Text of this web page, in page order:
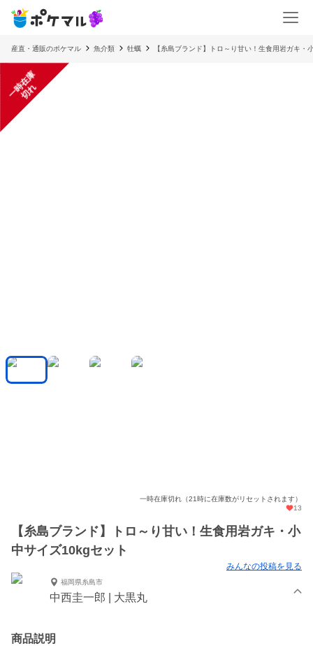
産直・通販のポケマル 魚介類 牡蠣 【糸島ブランド】トロ～り甘い！生食用岩ガキ・
一
時
在
庫
切
れ
一時在庫切れ（21時に在庫数がリセットされます）
13
【糸島ブランド】トロ～り甘い！生食用岩ガキ・小
中サイズ10kgセット
みんなの投稿を見る
福岡県糸島市
中西圭一郎 | 大黒丸
商品説明